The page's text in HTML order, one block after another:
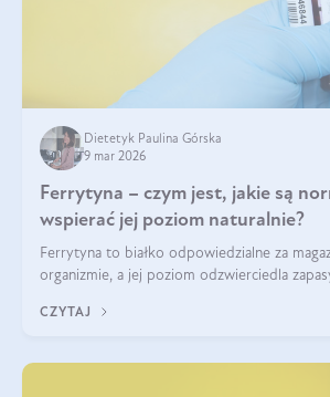
Dietetyk Paulina Górska
9 mar 2026
Ferrytyna – czym jest, jakie są
wspierać jej poziom naturalnie?
Ferrytyna to białko odpowiedzialne za
organizmie, a jej poziom odzwierciedla
ferrytyny daje objawy, które mogą utrudniać
CZYTAJ